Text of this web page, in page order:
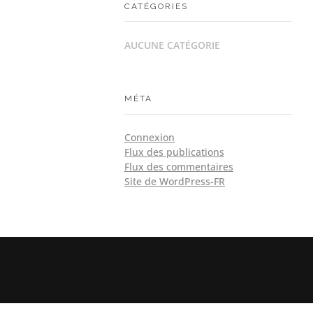
CATÉGORIES
AUCUNE CATÉGORIE
MÉTA
Connexion
Flux des publications
Flux des commentaires
Site de WordPress-FR